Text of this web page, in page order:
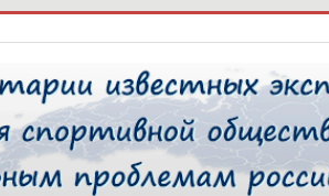
РЕСУРСНАЯ ПЛОЩАДКА